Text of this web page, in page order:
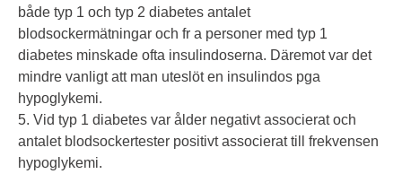
både typ 1 och typ 2 diabetes antalet
blodsockermätningar och fr a personer med typ 1
diabetes minskade ofta insulindoserna. Däremot var det
mindre vanligt att man uteslöt en insulindos pga
hypoglykemi.
5. Vid typ 1 diabetes var ålder negativt associerat och
antalet blodsockertester positivt associerat till frekvensen
hypoglykemi.